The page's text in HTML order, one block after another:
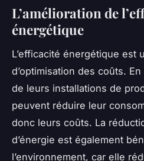
L’amélioration de
énergétique
L’efficacité énergétique est
d’optimisation des coûts.
de leurs installations de
peuvent réduire leur
donc leurs coûts. La
d’énergie est également
l’environnement, car elle